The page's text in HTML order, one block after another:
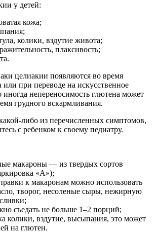
у детей:
кожа;
колики, вздутие живота;
плаксивость;
целиакии появляются во время
или при переводе на искусственное
непереносимость глютена может
грудного вскармливания.
либо из перечисленных симптомов,
с ребенком к своему педиатру.
макароны — из твердых сортов
«А»);
к макаронам можно использовать
творог, несоленые сыры, нежирную
съедать не больше 1–2 порций;
колики, вздутие, высыпания, это может
на глютен.